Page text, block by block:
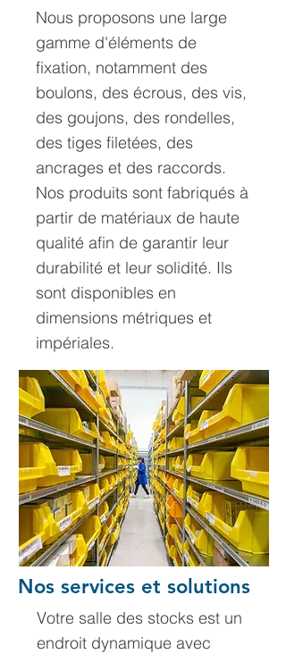
Nous proposons une large
gamme d'éléments de
fixation, notamment des
boulons, des écrous, des vis,
des goujons, des rondelles,
des tiges filetées, des
ancrages et des raccords.
Nos produits sont fabriqués à
partir de matériaux de haute
qualité afin de garantir leur
durabilité et leur solidité. Ils
sont disponibles en
dimensions métriques et
impériales.
Votre salle des stocks est un
endroit dynamique avec
Nos services et solutions